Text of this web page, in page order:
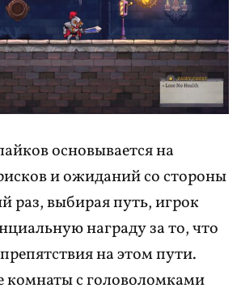
основывается на
и ожиданий со стороны
раз, выбирая путь, игрок
награду за то, что
на этом пути.
с головоломками